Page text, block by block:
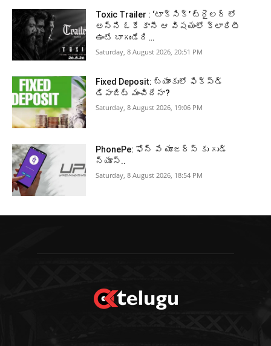
Toxic Trailer : ‘టాక్సిక్’ ట్రైలర్ లో
అన్ని ఓకే కానీ ఆ విషయంలో క్లారిటీ
ఉంటే బాగుండేది…
Saturday, 8 August 2026, 20:51 PM
Fixed Deposit: బ్యాంకులో ఫిక్స్డ్
డిపాజిట్ మంచిదేనా?
Saturday, 8 August 2026, 19:06 PM
PhonePe: ఫోన్ పే యూజర్స్ కు గుడ్
న్యూస్..
Saturday, 8 August 2026, 18:54 PM